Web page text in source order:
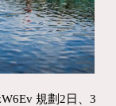
規劃2日、3